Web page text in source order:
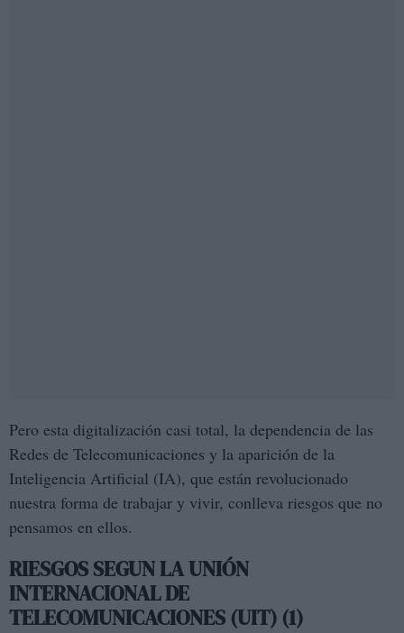
Pero esta digitalización casi total, la dependencia de las
Redes de Telecomunicaciones y la aparición de la
Inteligencia Artificial (IA), que están revolucionado
nuestra forma de trabajar y vivir, conlleva riesgos que no
pensamos en ellos.
RIESGOS SEGUN LA UNIÓN
INTERNACIONAL DE
TELECOMUNICACIONES (UIT) (1)